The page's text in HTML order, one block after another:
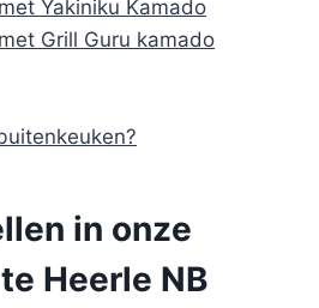
Yakiniku Kamado
Grill Guru kamado
in onze
Heerle NB